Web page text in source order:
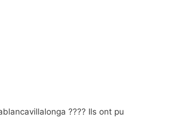
???? Ils ont pu